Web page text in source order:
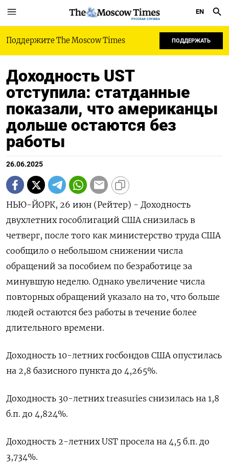
РУССКАЯ СЛУЖБА
EN
Поддержите The Moscow Times ПОДДЕРЖАТЬ
Доходность UST
отступила: статданные
показали, что американцы
дольше остаются без
работы
26.06.2025
НЬЮ-ЙОРК, 26 июн (Рейтер) - Доходность
двухлетних гособлигаций США снизилась в
четверг, после того как министерство труда США
сообщило о небольшом снижении числа
обращений за пособием по безработице за
минувшую неделю. Однако увеличение числа
повторных обращений указало на то, что больше
людей остаются без работы в течение более
длительного времени.
Доходность 10-летних госбондов США опустилась
на 2,8 базисного пункта до 4,265%.
Доходность 30-летних treasuries снизилась на 1,8
б.п. до 4,824%.
Доходность 2-летних UST просела на 4,5 б.п. до
3,734%.